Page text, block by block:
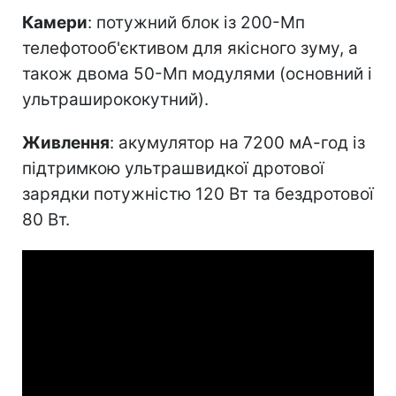
Камери: потужний блок із 200-Мп
телефотооб'єктивом для якісного зуму, а
також двома 50-Мп модулями (основний і
ультраширококутний).
Живлення: акумулятор на 7200 мА-год із
підтримкою ультрашвидкої дротової
зарядки потужністю 120 Вт та бездротової
80 Вт.